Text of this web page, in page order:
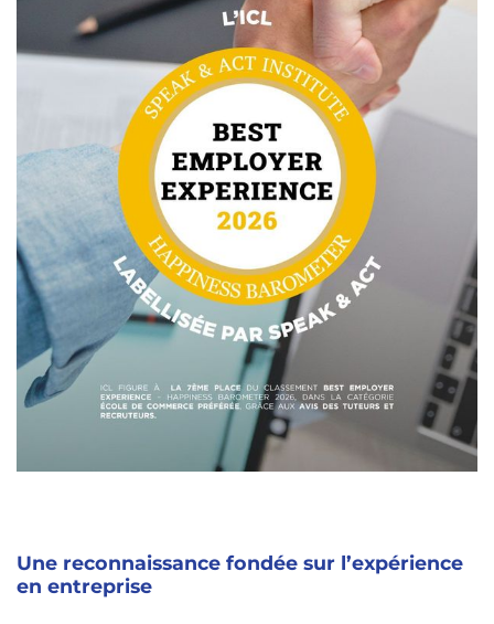
Une reconnaissance fondée sur l’expérience
en entreprise